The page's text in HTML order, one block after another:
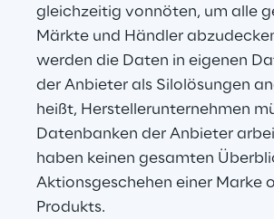
gleichzeitig vonnöten, um alle
Märkte und Händler
werden die Daten in eigenen
der Anbieter als Silolösungen
heißt, Herstellerunternehmen
Datenbanken der Anbieter
haben keinen gesamten
Aktionsgeschehen einer Marke
Produkts.